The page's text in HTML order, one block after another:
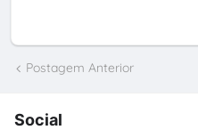
Postagem Anterior
Social